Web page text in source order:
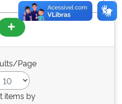
Page
items by